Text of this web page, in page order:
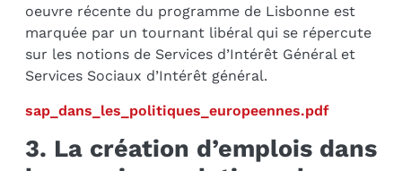
oeuvre récente du programme de Lisbonne est
marquée par un tournant libéral qui se répercute
sur les notions de Services d’Intérêt Général et
Services Sociaux d’Intérêt général.
sap_dans_les_politiques_europeennes.pdf
3. La création d’emplois dans